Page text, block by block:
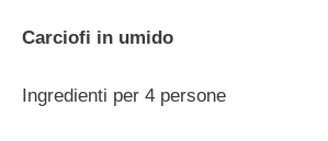
Carciofi in umido
Ingredienti per 4 persone